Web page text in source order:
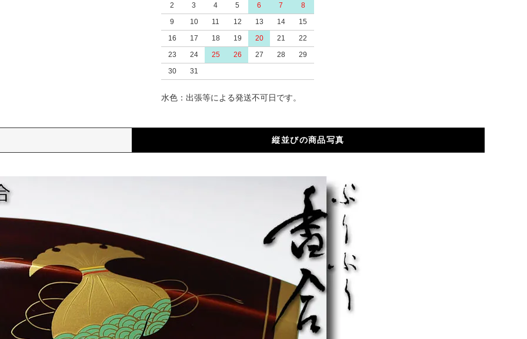
2
3 4 5 6 7
8
9
10 11 12 13 14
15
16
17 18 19 20 21
22
23
24 25 26 27 28
29
30
31
水色：出張等による発送不可日です。
縦並びの商品写真